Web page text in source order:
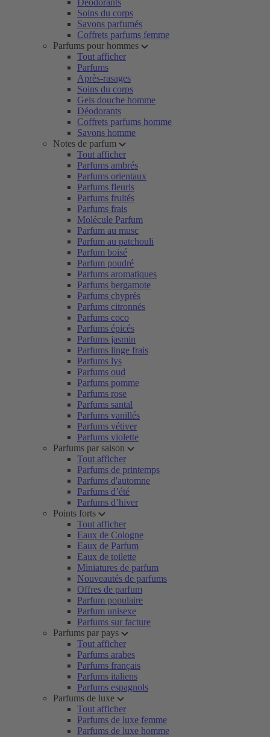
Déodorants
Soins du corps
Savons parfumés
Coffrets parfums femme
Parfums pour hommes
Tout afficher
Parfums
Après-rasages
Soins du corps
Gels douche homme
Déodorants
Coffrets parfums homme
Savons homme
Notes de parfum
Tout afficher
Parfums ambrés
Parfums orientaux
Parfums fleuris
Parfums fruités
Parfums frais
Molécule Parfum
Parfum au musc
Parfum au patchouli
Parfum boisé
Parfum poudré
Parfums aromatiques
Parfums bergamote
Parfums chyprés
Parfums citronnés
Parfums coco
Parfums épicés
Parfums jasmin
Parfums linge frais
Parfums lys
Parfums oud
Parfums pomme
Parfums rose
Parfums santal
Parfums vanillés
Parfums vétiver
Parfums violette
Parfums par saison
Tout afficher
Parfums de printemps
Parfums d'automne
Parfums d’été
Parfums d’hiver
Points forts
Tout afficher
Eaux de Cologne
Eaux de Parfum
Eaux de toilette
Miniatures de parfum
Nouveautés de parfums
Offres de parfum
Parfum populaire
Parfum unisexe
Parfums sur facture
Parfums par pays
Tout afficher
Parfums arabes
Parfums français
Parfums italiens
Parfums espagnols
Parfums de luxe
Tout afficher
Parfums de luxe femme
Parfums de luxe homme